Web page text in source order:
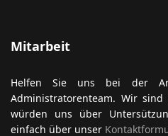
Mitarbeit
Helfen Sie uns bei der
Administratorenteam. Wir
würden uns über
einfach über unser